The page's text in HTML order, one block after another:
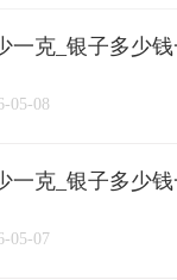
长城币 / 老
亚一金店
一克_银子多少
05-08
一克_银子多少
05-07